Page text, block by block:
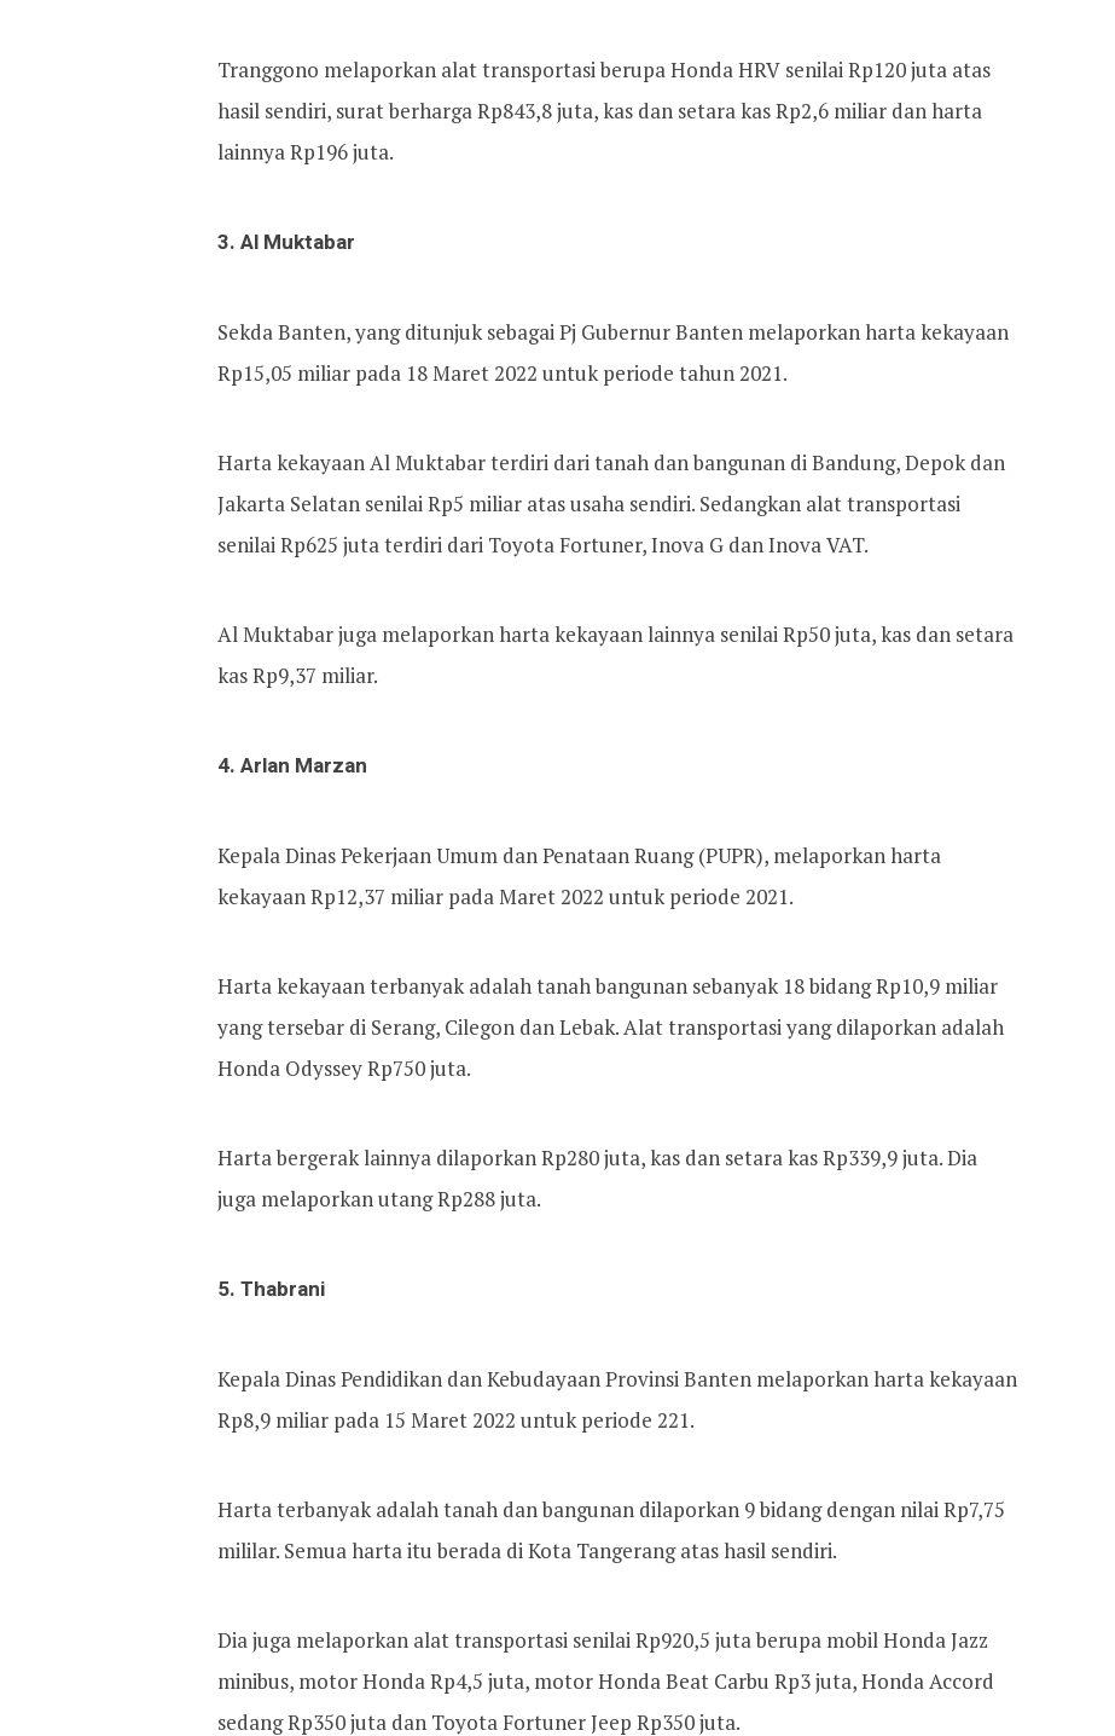
Tranggono melaporkan alat transportasi berupa Honda HRV senilai Rp120 juta atas
hasil sendiri, surat berharga Rp843,8 juta, kas dan setara kas Rp2,6 miliar dan harta
lainnya Rp196 juta.
3. Al Muktabar
Sekda Banten, yang ditunjuk sebagai Pj Gubernur Banten melaporkan harta kekayaan
Rp15,05 miliar pada 18 Maret 2022 untuk periode tahun 2021.
Harta kekayaan Al Muktabar terdiri dari tanah dan bangunan di Bandung, Depok dan
Jakarta Selatan senilai Rp5 miliar atas usaha sendiri. Sedangkan alat transportasi
senilai Rp625 juta terdiri dari Toyota Fortuner, Inova G dan Inova VAT.
Al Muktabar juga melaporkan harta kekayaan lainnya senilai Rp50 juta, kas dan setara
kas Rp9,37 miliar.
4. Arlan Marzan
Kepala Dinas Pekerjaan Umum dan Penataan Ruang (PUPR), melaporkan harta
kekayaan Rp12,37 miliar pada Maret 2022 untuk periode 2021.
Harta kekayaan terbanyak adalah tanah bangunan sebanyak 18 bidang Rp10,9 miliar
yang tersebar di Serang, Cilegon dan Lebak. Alat transportasi yang dilaporkan adalah
Honda Odyssey Rp750 juta.
Harta bergerak lainnya dilaporkan Rp280 juta, kas dan setara kas Rp339,9 juta. Dia
juga melaporkan utang Rp288 juta.
5. Thabrani
Kepala Dinas Pendidikan dan Kebudayaan Provinsi Banten melaporkan harta kekayaan
Rp8,9 miliar pada 15 Maret 2022 untuk periode 221.
Harta terbanyak adalah tanah dan bangunan dilaporkan 9 bidang dengan nilai Rp7,75
mililar. Semua harta itu berada di Kota Tangerang atas hasil sendiri.
Dia juga melaporkan alat transportasi senilai Rp920,5 juta berupa mobil Honda Jazz
minibus, motor Honda Rp4,5 juta, motor Honda Beat Carbu Rp3 juta, Honda Accord
sedang Rp350 juta dan Toyota Fortuner Jeep Rp350 juta.